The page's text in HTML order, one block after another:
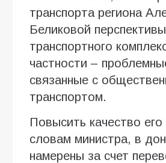
транспорта региона
Беликовой
транспортного
частности –
связанные с
транспортом.
Повысить качество
словам министра, в
намерены за счет